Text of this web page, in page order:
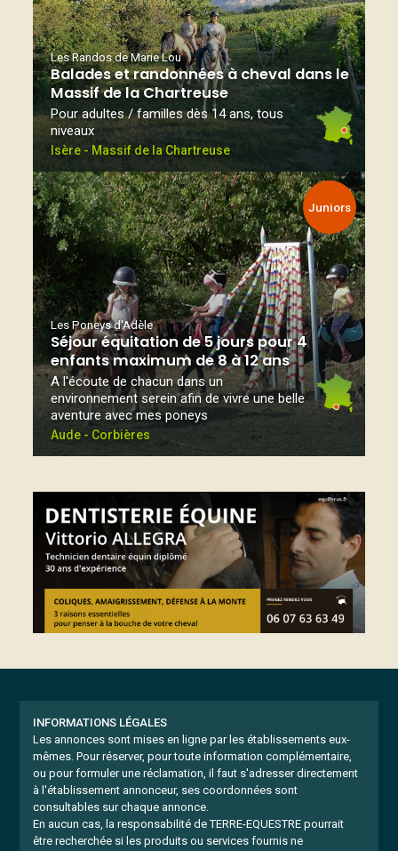
Les Randos de Marie Lou
Balades et randonnées à cheval dans le
Massif de la Chartreuse
Pour adultes / familles dès 14 ans, tous
niveaux
Isère - Massif de la Chartreuse
Juniors
Les Poneys d'Adèle
Séjour équitation de 5 jours pour 4
enfants maximum de 8 à 12 ans
A l'écoute de chacun dans un
environnement serein afin de vivre une belle
aventure avec mes poneys
Aude - Corbières
INFORMATIONS LÉGALES
Les annonces sont mises en ligne par les établissements eux-
mêmes. Pour réserver, pour toute information complémentaire,
ou pour formuler une réclamation, il faut s'adresser directement
à l'établissement annonceur, ses coordonnées sont
consultables sur chaque annonce.
En aucun cas, la responsabilité de TERRE-EQUESTRE pourrait
être recherchée si les produits ou services fournis ne